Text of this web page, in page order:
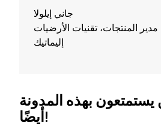
جاني إيلولا
مدير المنتجات، تقنيات الأرضيات
إليماتيك
يستمتعون بهذه المدونة
أيضًا!